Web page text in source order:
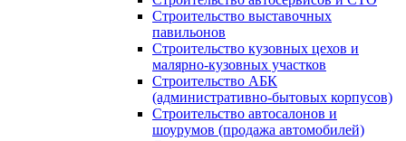
Строительство выставочных
павильонов
Строительство кузовных цехов и
малярно-кузовных участков
Строительство АБК
(административно-бытовых корпусов)
Строительство автосалонов и
шоурумов (продажа автомобилей)